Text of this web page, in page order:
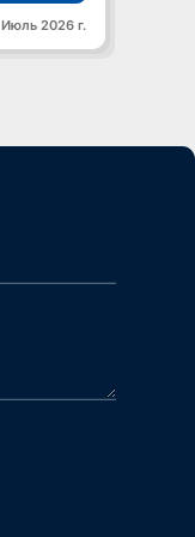
Июль 2026 г.